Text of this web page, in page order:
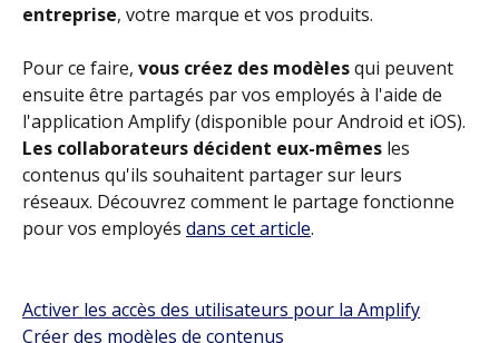
entreprise, votre marque et vos produits.
Pour ce faire, vous créez des modèles qui peuvent
ensuite être partagés par vos employés à l'aide de
l'application Amplify (disponible pour Android et iOS).
Les collaborateurs décident eux-mêmes les
contenus qu'ils souhaitent partager sur leurs
réseaux. Découvrez comment le partage fonctionne
pour vos employés dans cet article.
Activer les accès des utilisateurs pour la Amplify
Créer des modèles de contenus